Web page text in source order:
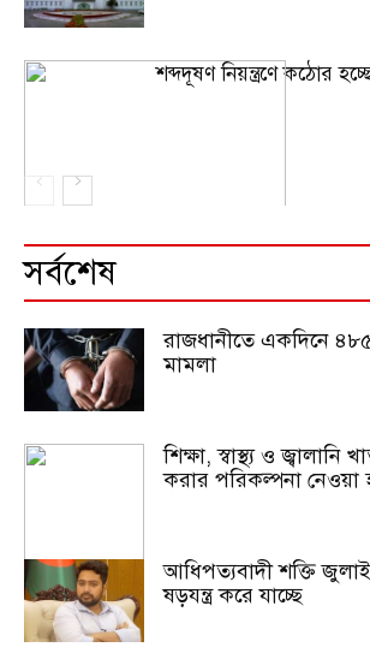
শব্দদূষণ নিয়ন্ত্রণে কঠোর
সর্বশেষ
রাজধানীতে একদিনে ৪৮৫
মামলা
শিক্ষা, স্বাস্থ্য ও জ্বালানি
করার পরিকল্পনা নেওয়া
আধিপত্যবাদী শক্তি
ষড়যন্ত্র করে যাচ্ছে